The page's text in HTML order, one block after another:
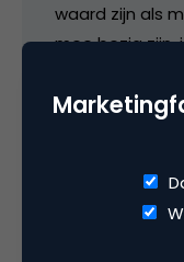
waard zijn als
mee bezig
en
bedrijven)
VNU BP
weekend in